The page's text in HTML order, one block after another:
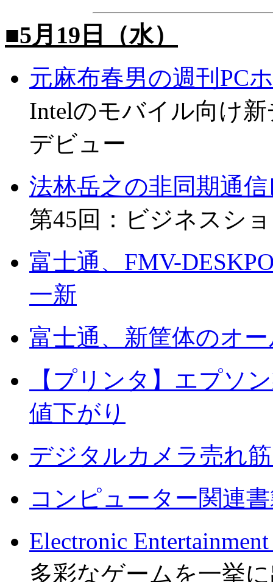
■5月19日（水）
元麻布春男の週刊PC
Intelのモバイル向け
デビュー
法林岳之の非同期通
第45回：ビジネスシ
富士通、FMV-
一新
富士通、新筐体のオ
【プリンタ】エプソ
値下がり
デジタルカメラ売れ
コンピューター関連
Electronic
多彩なゲームを一挙